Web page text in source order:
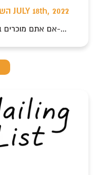
אמזון PRIME DAY השנה יתקיים ב JULY 18th, 2022
אם אתם מוכרים באמזון אתם בטח מחכים בין השאר ל-...